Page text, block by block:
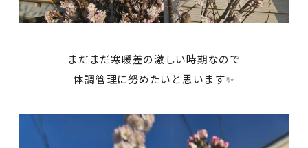
まだまだ寒暖差の激しい時期なので
体調管理に努めたいと思います✨